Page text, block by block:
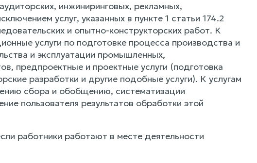
инжиниринговых, рекламных,
услуг, указанных в пункте 1 статьи 174.2
и опытно-конструкторских работ. К
услуги по подготовке процесса производства и
и эксплуатации промышленных,
предпроектные и проектные услуги (подготовка
разработки и другие подобные услуги). К услугам
сбора и обобщению, систематизации
пользователя результатов обработки этой
работники работают в месте деятельности